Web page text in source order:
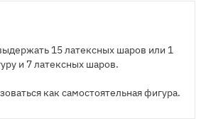
15 латексных шаров или 1
и 7 латексных шаров.
как самостоятельная фигура.